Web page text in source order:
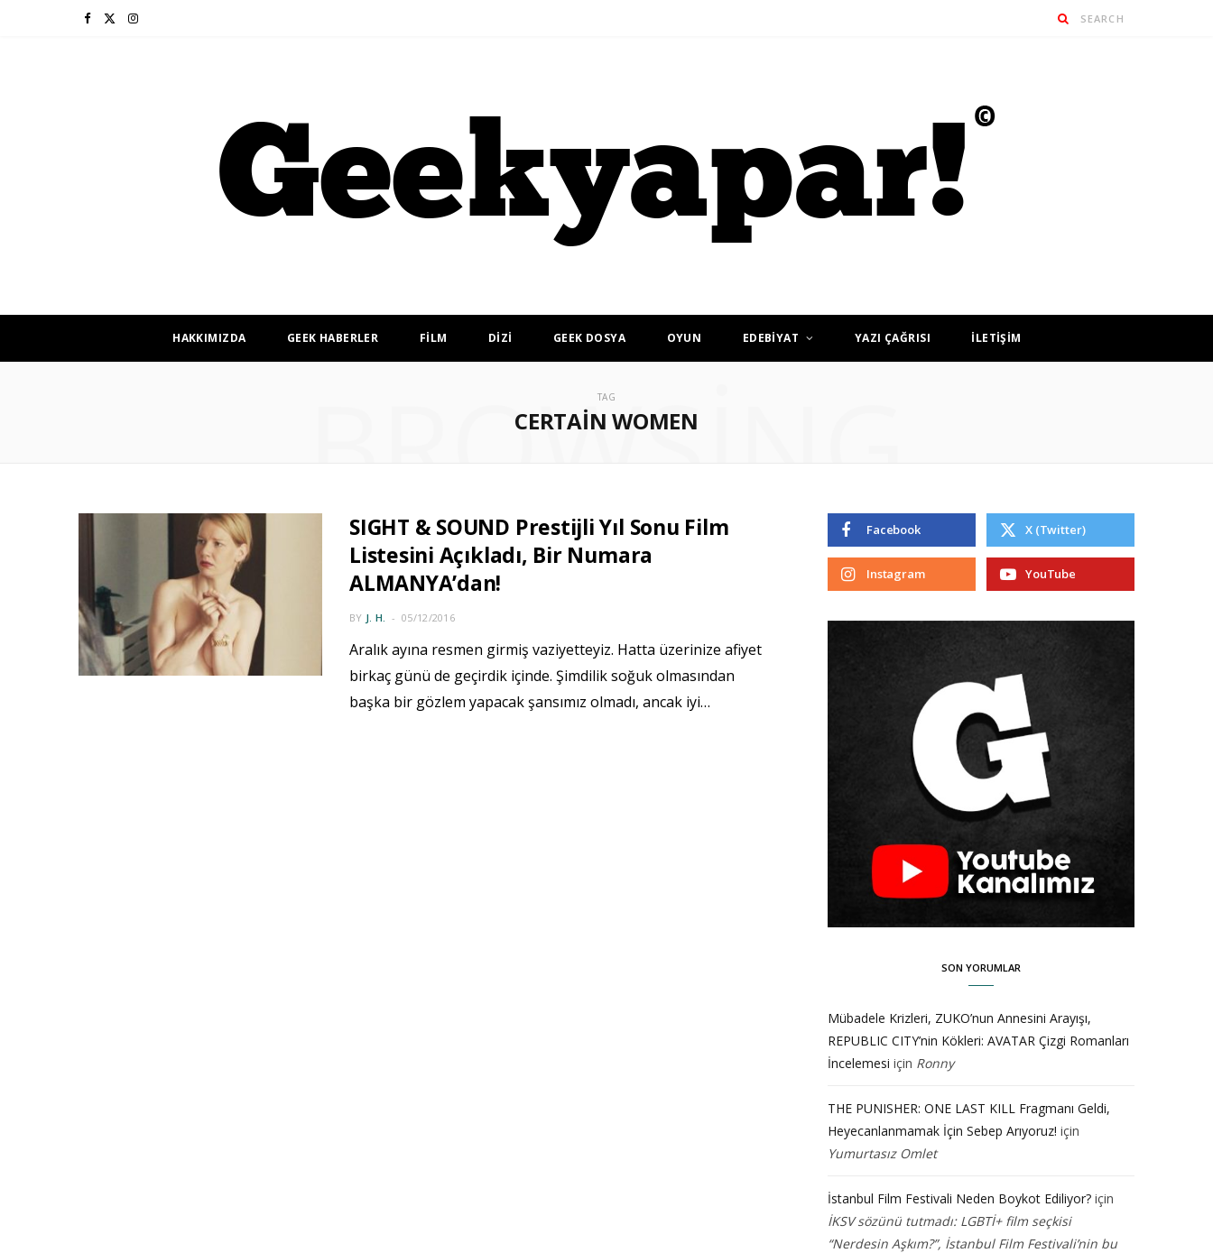
F I
HAKKIMIZDA GEEK HABERLER FİLM DİZİ GEEK DOSYA OYUN EDEBİYAT YAZI ÇAĞRISI İLETİŞİM
TAG
CERTAIN WOMEN
BROWSING
SIGHT & SOUND Prestijli Yıl Sonu Film
Listesini Açıkladı, Bir Numara
ALMANYA’dan!
BY J. H. 05/12/2016
Aralık ayına resmen girmiş vaziyetteyiz. Hatta üzerinize afiyet
birkaç günü de geçirdik içinde. Şimdilik soğuk olmasından
başka bir gözlem yapacak şansımız olmadı, ancak iyi…
Facebook X (Twitter)
Instagram YouTube
SON YORUMLAR
Mübadele Krizleri, ZUKO’nun Annesini Arayışı,
REPUBLIC CITY’nin Kökleri: AVATAR Çizgi Romanları
İncelemesi için Ronny
THE PUNISHER: ONE LAST KILL Fragmanı Geldi,
Heyecanlanmamak İçin Sebep Arıyoruz! için
Yumurtasız Omlet
İstanbul Film Festivali Neden Boykot Ediliyor? için
İKSV sözünü tutmadı: LGBTİ+ film seçkisi
“Nerdesin Aşkım?”, İstanbul Film Festivali’nin bu